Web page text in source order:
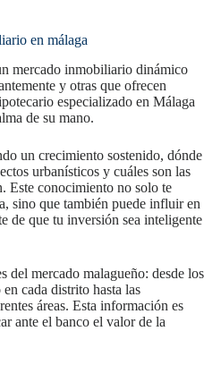
en málaga
mercado inmobiliario dinámico
y otras que ofrecen
especializado en Málaga
de su mano.
un crecimiento sostenido, dónde
urbanísticos y cuáles son las
Este conocimiento no solo te
sino que también puede influir en
de que tu inversión sea inteligente
del mercado malagueño: desde los
cada distrito hasta las
áreas. Esta información es
ante el banco el valor de la